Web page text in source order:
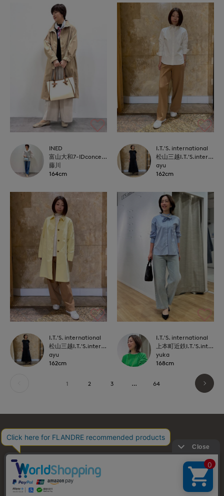
INED
富山大和7-IDconcept.
藤川
164cm
I.T.'S. international
松山三越I.T.'S.international
ayu
162cm
I.T.'S. international
松山三越I.T.'S.international
ayu
162cm
I.T.'S. international
上本町近鉄I.T.'S.international
yuka
168cm
1 2 3 … 64
お問い合わせ 利用規約 プライバシーポリシー
特定商取引・古物営業法に基づく表示